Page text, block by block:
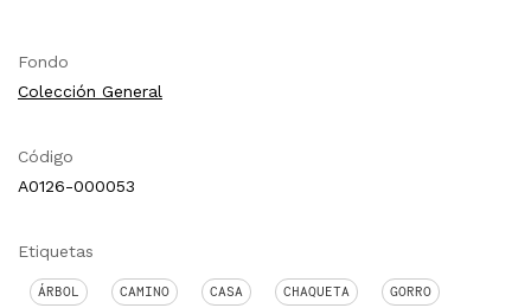
Fondo
Colección General
Código
A0126-000053
Etiquetas
ÁRBOL CAMINO CASA CHAQUETA GORRO